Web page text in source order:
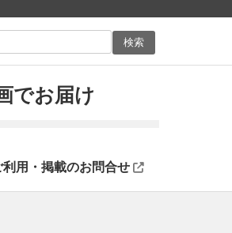
でお届け
利用・掲載のお問合せ